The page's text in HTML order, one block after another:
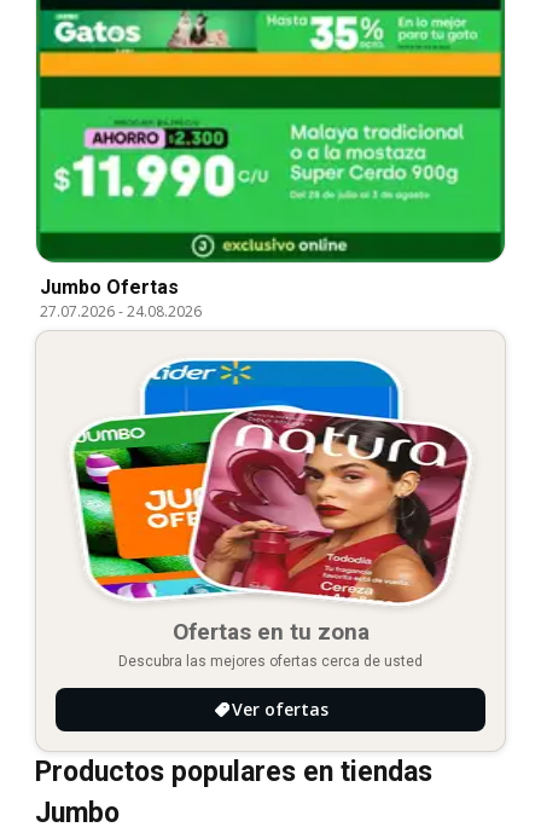
Jumbo Ofertas
27.07.2026-24.08.2026
Ofertas en tu zona
Descubra las mejores ofertas cerca de usted
Ver ofertas
Productos populares en tiendas
Jumbo